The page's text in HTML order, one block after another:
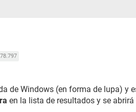
de Windows (en forma de lupa) y
en la lista de resultados y se